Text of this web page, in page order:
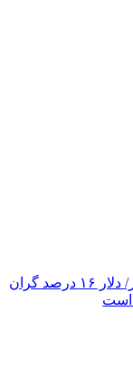
اظهارات همتی درباره دلار/ دلار ۱۶ درصد گران
است